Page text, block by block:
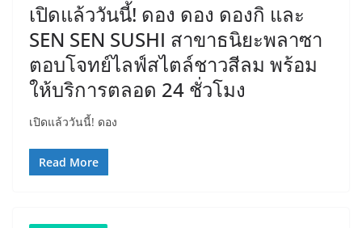
เปิดแล้ววันนี้! ดอง ดอง ดองกิ และ
SEN SEN SUSHI สาขาธนิยะพลาซา
ตอบโจทย์ไลฟ์สไตล์ชาวสีลม พร้อม
ให้บริการตลอด 24 ชั่วโมง
เปิดแล้ววันนี้! ดอง
Read More